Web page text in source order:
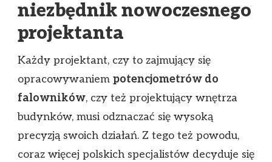
niezbędnik nowoczesnego
projektanta
Każdy projektant, czy to zajmujący się
opracowywaniem potencjometrów do
falowników, czy też projektujący wnętrza
budynków, musi odznaczać się wysoką
precyzją swoich działań. Z tego też powodu,
coraz więcej polskich specjalistów decyduje się